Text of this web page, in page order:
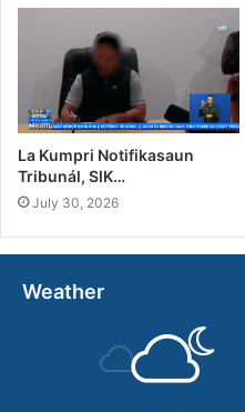
La Kumpri Notifikasaun
Tribunál, SIK…
July 30, 2026
Weather